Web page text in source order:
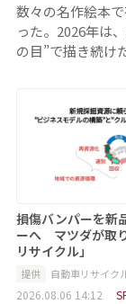
数々の名作絵本
った。2026年は
の目”で描き続け
損傷バンパーを新
ーへ マツダが取
リサイクル」
提供 自動車リサイク
2026.08.06 14:12